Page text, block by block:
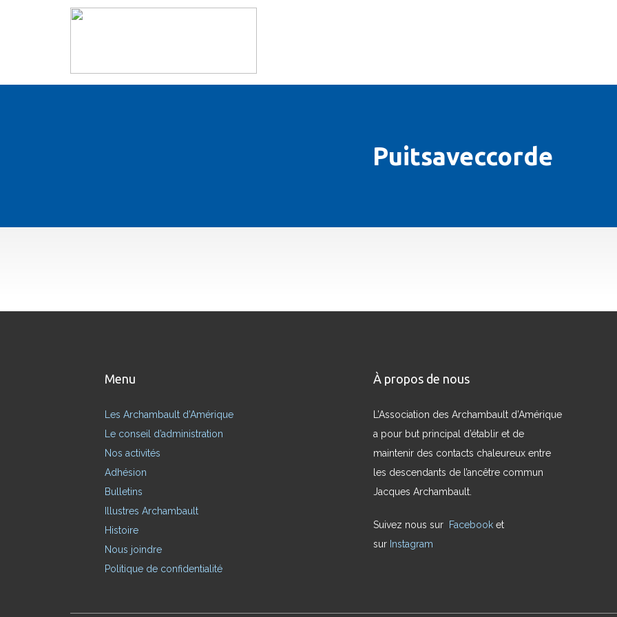
Puitsaveccorde
Menu
Les Archambault d’Amérique
Le conseil d’administration
Nos activités
Adhésion
Bulletins
Illustres Archambault
Histoire
Nous joindre
Politique de confidentialité
À propos de nous
L’Association des Archambault d’Amérique
a pour but principal d’établir et de
maintenir des contacts chaleureux entre
les descendants de l’ancêtre commun
Jacques Archambault.
Suivez nous sur Facebook et
sur Instagram